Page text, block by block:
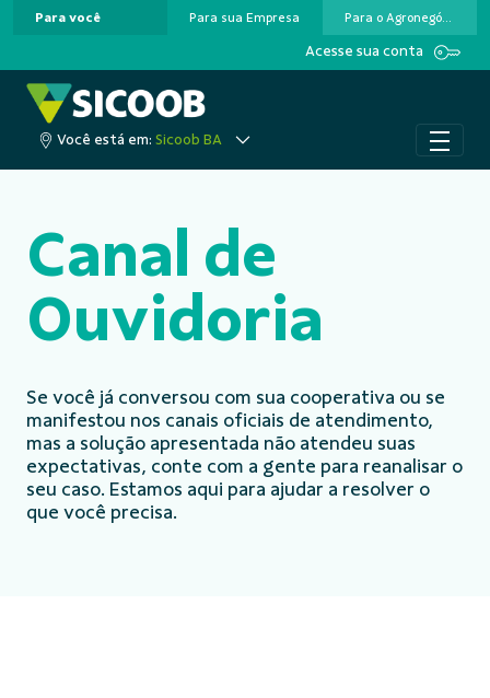
Pular para o Conteúdo principal
Para você Para sua Empresa Para o Agronegócio
Acesse sua conta
Você está em: Sicoob BA
Canal de
Ouvidoria
Se você já conversou com sua cooperativa ou se
manifestou nos canais oficiais de atendimento,
mas a solução apresentada não atendeu suas
expectativas, conte com a gente para reanalisar o
seu caso. Estamos aqui para ajudar a resolver o
que você precisa.